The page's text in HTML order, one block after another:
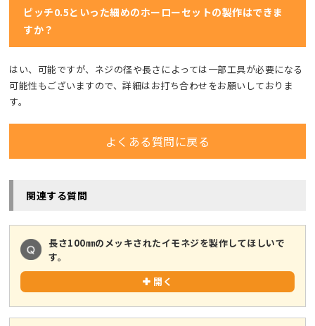
ピッチ0.5といった細めのホーローセットの製作はできま
すか？
はい、可能ですが、ネジの径や長さによっては一部工具が必要になる
可能性もございますので、詳細はお打ち合わせをお願いしておりま
す。
よくある質問に戻る
関連する質問
長さ100㎜のメッキされたイモネジを製作してほしいで
す。
開く